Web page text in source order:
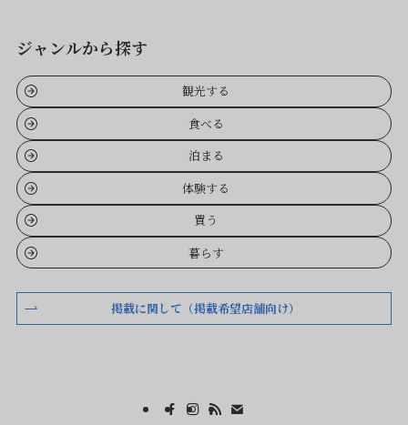
ジャンルから探す
観光する
食べる
泊まる
体験する
買う
暮らす
掲載に関して（掲載希望店舗向け）